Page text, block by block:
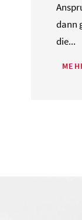
dann
die...